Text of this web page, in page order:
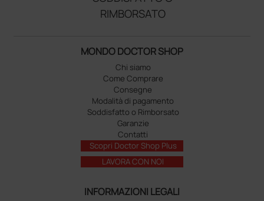
RIMBORSATO
MONDO DOCTOR SHOP
Chi siamo
Come Comprare
Consegne
Modalità di pagamento
Soddisfatto o Rimborsato
Garanzie
Contatti
Scopri Doctor Shop Plus
LAVORA CON NOI
INFORMAZIONI LEGALI